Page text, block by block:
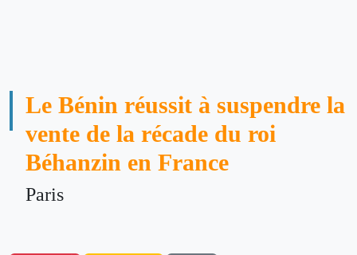
Le Bénin réussit à suspendre la
vente de la récade du roi
Béhanzin en France
Paris